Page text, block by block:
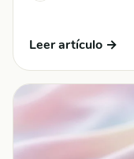
Leer artículo →